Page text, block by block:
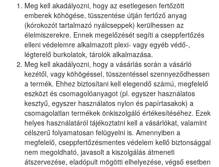
Meg kell akadályozni, hogy az esetlegesen fertőzött
emberek köhögése, tüsszentése útján fertőző anyag
(kórokozót tartalmazó nyálcseppek) kerülhessen az
élelmiszerekre. Ennek megelőzését segíti a cseppfertőzés
elleni védelemre alkalmazott plexi- vagy egyéb védő-,
légterelő burkolatok, tárolók alkalmazása.
Meg kell akadályozni, hogy a vásárlás során a vásárló
kezétől, vagy köhögéssel, tüsszentéssel szennyeződhessen
a termék. Ehhez biztosítani kell elegendő számú, megfelelő
eszközt és csomagolóanyagot (pl. egyszer használatos
kesztyű, egyszer használatos nylon és papírtasakok) a
csomagolatlan termékek önkiszolgáló értékesítéséhez. Ezek
helyes használatáról tájékoztatni kell a vásárlókat, valamint
célszerű folyamatosan felügyelni is. Amennyiben a
megfelelő, cseppfertőzésmentes védelem kellő biztonsággal
nem megoldható, javasolt a kiszolgálás átmeneti
átszervezése, eladópult mögötti elhelyezése, végső esetben